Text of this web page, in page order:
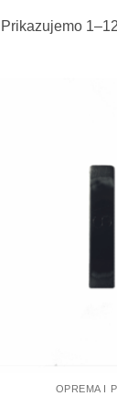
Prikazujemo
OPREMA I